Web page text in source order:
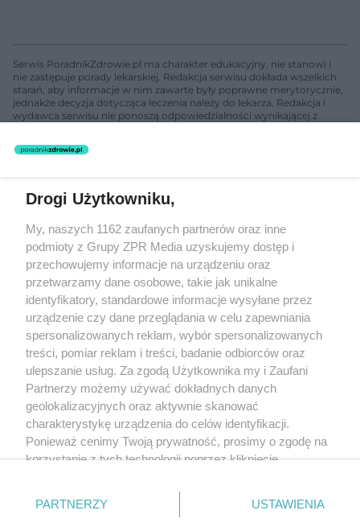
Serwis PoradnikZdrowie.pl ma charakter edukacyjny, nie stanowi i
nie zastępuje porady lekarskiej. Redakcja serwisu dokłada wszelkich
starań, aby informacje w nim zawarte były poprawne merytorycznie,
jednakże decyzja dotycząca leczenia należy do lekarza. Redakcja i
wydawca serwisu nie ponoszą odpowiedzialności wynikającej z
świadczeń zdrowotnych w rozumieniu art. 3 ust 1 ustawy o
rozpowszechniany lub dalej rozpowszechniany w jakikolwiek sposób
(w tym także elektroniczny lub mechaniczny) na jakimkolwiek polu
eksploatacji w jakiejkolwiek formie, włącznie z umieszczaniem w
Internecie bez pisemnej zgody właściciela praw. Jakiekolwiek użycie
lub wykorzystanie utworów w całości lub w części z naruszeniem
prawa, tzn. bez właściwej zgody, jest zabronione pod groźbą kary i
może być ścigane prawnie.
O nas
Informacje prawne
Nasze serwisy
Drogi Użytkowniku,
My, naszych 1162 zaufanych partnerów oraz inne
podmioty z Grupy ZPR Media uzyskujemy dostęp i
przechowujemy informacje na urządzeniu oraz
przetwarzamy dane osobowe, takie jak unikalne
identyfikatory, standardowe informacje wysyłane przez
urządzenie czy dane przeglądania w celu zapewniania
spersonalizowanych reklam, wybór spersonalizowanych
treści, pomiar reklam i treści, badanie odbiorców oraz
ulepszanie usług. Za zgodą Użytkownika my i Zaufani
Partnerzy możemy używać dokładnych danych
geolokalizacyjnych oraz aktywnie skanować
charakterystykę urządzenia do celów identyfikacji.
Ponieważ cenimy Twoją prywatność, prosimy o zgodę na
korzystanie z tych technologii poprzez kliknięcie
zmienić/wycofać klikając przycisk ustawień prywatności
znajdujący się w lewym dolnym rogu strony
PARTNERZY USTAWIENIA